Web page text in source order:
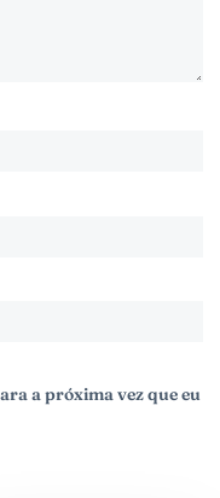
a próxima vez que eu